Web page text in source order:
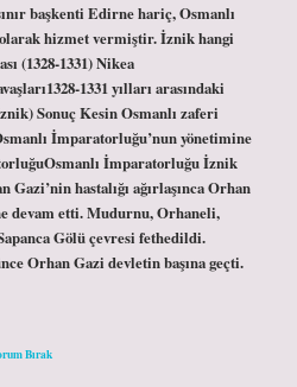
başkenti Edirne hariç, Osmanlı
hizmet vermiştir. İznik hangi
(1328-1331) Nikea
1331 yılları arasındaki
Sonuç Kesin Osmanlı zaferi
İmparatorluğu’nun yönetimine
İmparatorluğu İznik
hastalığı ağırlaşınca Orhan
devam etti. Mudurnu, Orhaneli,
Gölü çevresi fethedildi.
Orhan Gazi devletin başına geçti.
Bırak